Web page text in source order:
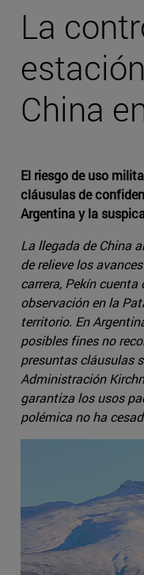
La
China
El riesgo de uso
cláusulas de
Argentina y la
La llegada de China
de relieve los
carrera, Pekín
observación en la
territorio. En
posibles fines no
presuntas cláusulas
Administración
garantiza los usos
polémica no ha